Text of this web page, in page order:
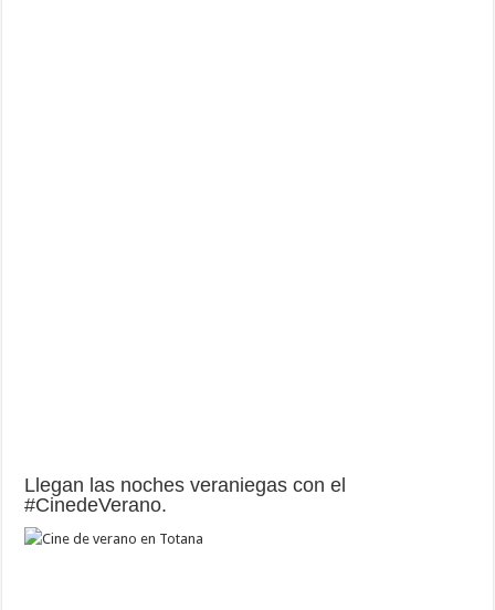
Llegan las noches veraniegas con el
#CinedeVerano.